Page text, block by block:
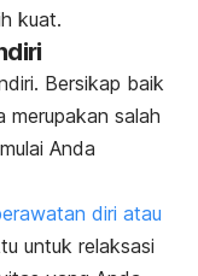
kuat.
Bersikap baik
merupakan salah
Anda
diri atau
untuk relaksasi